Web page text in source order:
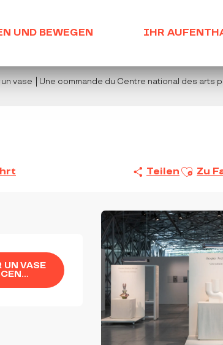
UND BEWEGEN IHR
vase │Une commande du Centre national des arts
Teilen Ajouter
Zu
UN VASE